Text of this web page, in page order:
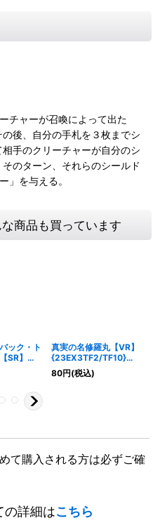
チャーが召喚によって出た
後、自分の手札を３枚までシ
手のクリーチャーが自分のシ
のターン、それらのシールド
」を与える。
商品も買っています
ック・ト
SR】
真実の名修羅丸【VR】
{23EX3TF2/TF10}
《無》
80円(税込)
て購入される方は必ずご確
の詳細はこちら